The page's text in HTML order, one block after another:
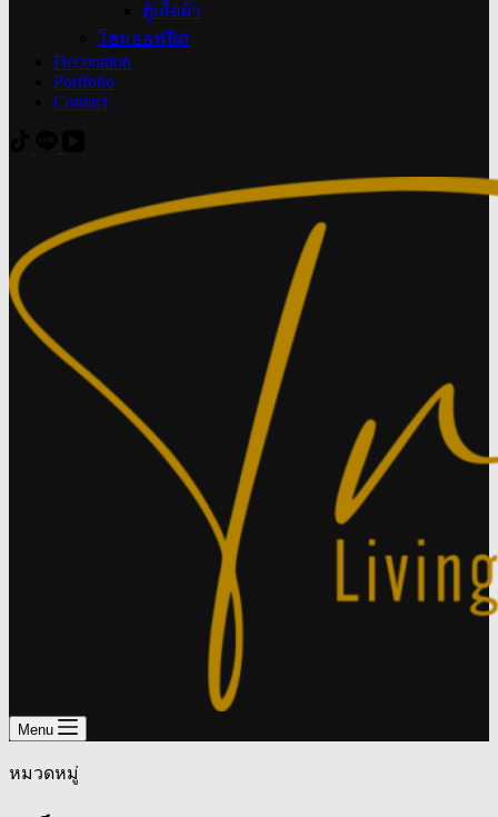
ตู้เสื้อผ้า
โฮมออฟฟิศ
Decoration
Portfolio
Contact
Menu
หมวดหมู่